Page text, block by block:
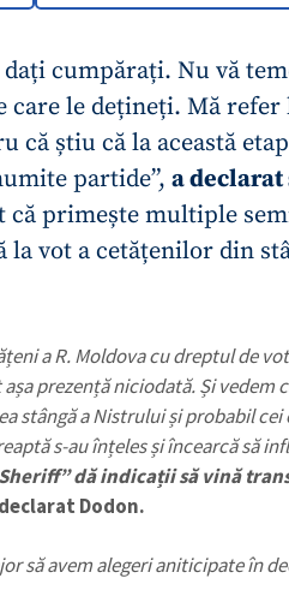
cumpărați. Nu vă
le dețineți. Mă refer
știu că la această
partide”,a declarat
că primește multiple
la vot a cetățenilor din
a R. Moldova cu dreptul de
prezență niciodată. Și vedem
stângă a Nistrului și probabil cei
s-au înțeles și încearcă să
dă indicații să vină
Dodon.
să avem alegeri aniticipate în